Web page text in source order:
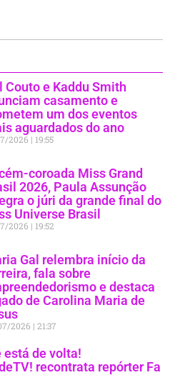
Couto e Kaddu Smith
casamento e
um dos eventos
aguardados do ano
2026 19:55
coroada Miss Grand
2026, Paula Assunção
o júri da grande final do
Universe Brasil
2026 19:52
Gal relembra início da
fala sobre
e destaca
de Carolina Maria de
2026 21:37
está de volta!
recontrata repórter Fa